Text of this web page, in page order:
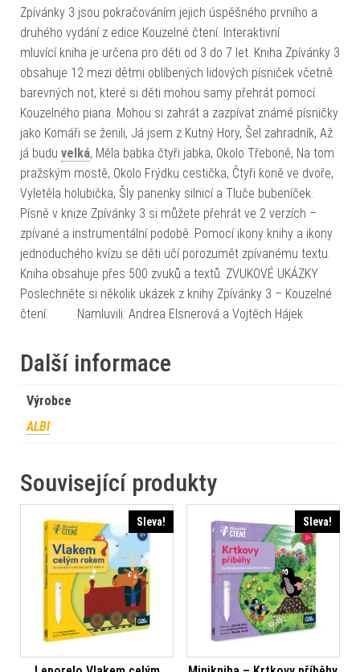
Zpívánky 3 jsou pokračováním jejich úspěšného prvního a
druhého vydání z edice Kouzelné čtení. Interaktivní
mluvící kniha je určena pro děti od 3 do 7 let. Kniha Zpívánky 3
obsahuje 12 mezi dětmi oblíbených lidových písniček včetně
barevných not, které si děti mohou samy přehrát pomocí
Kouzelného piana. Mohou si zahrát a zazpívat známé písničky
jako Komáři se ženili, Já jsem z Kutný Hory, Šel zahradník, Až
já budu velká, Měla babka čtyři jabka, Okolo Třeboně, Na tom
pražským mostě, Okolo Frýdku cestička, Čtyři koně ve dvoře,
Vyletěla holubička, Šly panenky silnicí a Tluče bubeníček.
Písně v knize Zpívánky 3 si můžete přehrát ve 2 verzích –
zpívané a instrumentální podobě. Pomocí ikony knihy a ikony
jednoduchého kvízu se děti učí porozumět zpívanému textu.
Kniha obsahuje přes 500 zvuků a textů. ZVUKOVÉ UKÁZKY
Poslechněte si několik ukázek z knihy Zpívánky 3 – Kouzelné
čtení. Namluvili: Andrea Elsnerová a Vojtěch Hájek
Další informace
Výrobce
ALBI
Související produkty
Sleva! Sleva!